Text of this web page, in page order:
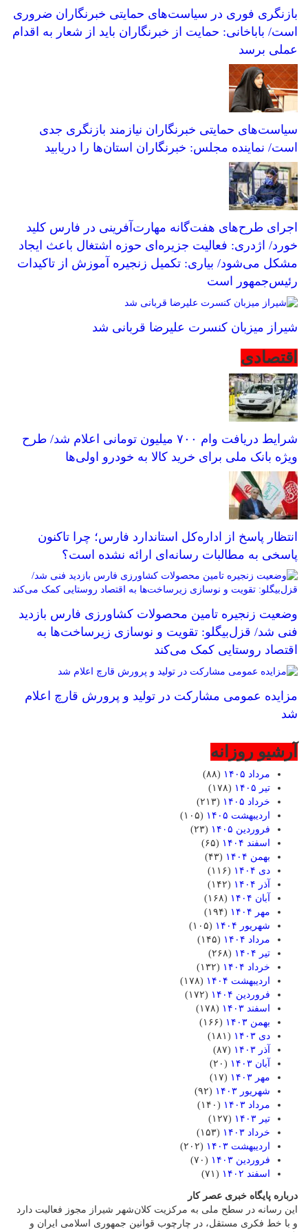
بازنگری فوری در سیاست‌های حمایتی خبرنگاران ضروری
است/ باباخانی: حمایت از خبرنگاران باید از شعار به اقدام
عملی برسد
سیاست‌های حمایتی خبرنگاران نیازمند بازنگری جدی
است/ نماینده مجلس: خبرنگاران استان‌ها را دریابید
اجرای طرح‌های هفت‌گانه مهارت‌آفرینی در فارس کلید
خورد/ اژدری: فعالیت جزیره‌‌ای حوزه اشتغال باعث ایجاد
مشکل می‌شود/ بیاری: تکمیل زنجیره آموزش از تاکیدات
رئیس‌جمهور است
شیراز میزبان کنسرت علیرضا قربانی شد
اقتصادی
شرایط دریافت وام ۷۰۰ میلیون تومانی اعلام شد/ طرح
ویژه بانک ملی برای خرید کالا به خودرو اولی‌ها
انتظار پاسخ از اداره‌کل استاندارد فارس؛ چرا تاکنون
پاسخی به مطالبات رسانه‌ای ارائه نشده است؟
وضعیت زنجیره تامین محصولات کشاورزی فارس بازدید
فنی شد/ قزل‌بیگلو: تقویت و نوسازی زیرساخت‌ها به
اقتصاد روستایی کمک می‌کند
مزایده عمومی مشارکت در تولید و پرورش قارچ اعلام
شد
آرشیو روزانه
مرداد ۱۴۰۵
(۸۸)
تیر ۱۴۰۵
(۱۷۸)
خرداد ۱۴۰۵
(۲۱۳)
اردیبهشت ۱۴۰۵
(۱۰۵)
فروردین ۱۴۰۵
(۲۳)
اسفند ۱۴۰۴
(۶۵)
بهمن ۱۴۰۴
(۴۳)
دی ۱۴۰۴
(۱۱۶)
آذر ۱۴۰۴
(۱۴۲)
آبان ۱۴۰۴
(۱۶۸)
مهر ۱۴۰۴
(۱۹۴)
شهریور ۱۴۰۴
(۱۰۵)
مرداد ۱۴۰۴
(۱۴۵)
تیر ۱۴۰۴
(۲۶۸)
خرداد ۱۴۰۴
(۱۳۲)
اردیبهشت ۱۴۰۴
(۱۷۸)
فروردین ۱۴۰۴
(۱۷۲)
اسفند ۱۴۰۳
(۱۷۸)
بهمن ۱۴۰۳
(۱۶۶)
دی ۱۴۰۳
(۱۸۱)
آذر ۱۴۰۳
(۸۷)
آبان ۱۴۰۳
(۲۰)
مهر ۱۴۰۳
(۱۷)
شهریور ۱۴۰۳
(۹۲)
مرداد ۱۴۰۳
(۱۴۰)
تیر ۱۴۰۳
(۱۲۷)
خرداد ۱۴۰۳
(۱۵۳)
اردیبهشت ۱۴۰۳
(۲۰۲)
فروردین ۱۴۰۳
(۷۰)
اسفند ۱۴۰۲
(۷۱)
درباره پایگاه خبری عصر کار
این رسانه در سطح ملی به مرکزیت کلان‌شهر شیراز مجوز فعالیت دارد
و با خط فکری مستقل، در چارچوب قوانین جمهوری اسلامی ایران و